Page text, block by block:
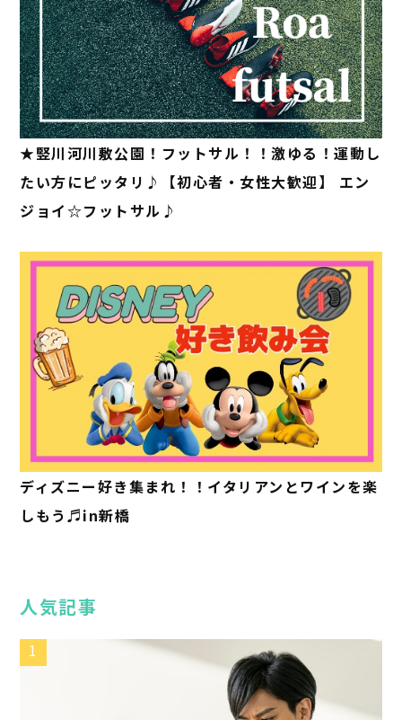
★竪川河川敷公園！フットサル！！激ゆる！運動し
たい方にピッタリ♪【初心者・女性大歓迎】 エン
ジョイ☆フットサル♪
ディズニー好き集まれ！！イタリアンとワインを楽
しもう♬in新橋
人気記事
1